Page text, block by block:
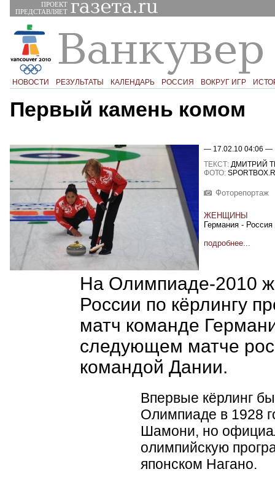
ПРОЕКТ
ПРЕДСТАВЛЯЕТ
НОВОСТИ РЕЗУЛЬТАТЫ КАЛЕНДАРЬ РОССИЯ ВОКРУГ ИГР
Первый камень комом
— 17.02.10 04:06 —
ТЕКСТ: ДМИТРИЙ
ФОТО:
Фоторепортаж
ЖЕНЩИНЫ
Германия - Россия
подробнее...
На Олимпиаде-2010
России по кёрлингу
матч команде
следующем матче
командой Дании.
Впервые кёрлинг
Олимпиаде в 1928
Шамони, но
олимпийскую
японском Нагано.